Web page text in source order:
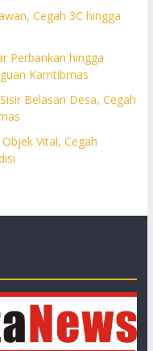
Cegah 3C hingga
Perbankan hingga
Kamtibmas
Belasan Desa, Cegah
Vital, Cegah